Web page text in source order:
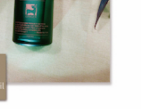
之「AFTEE先享後付」服務完成之交
資料，並將交易相關給付款項請求債
以下網址：
理人或監護人之同意方可使用
者引起之損失，本公司不負相關責